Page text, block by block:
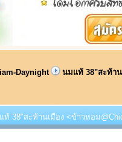
Daynight นมแท้ 38"สะท้า
38"สะท้านเมือง <ข้าวหอม